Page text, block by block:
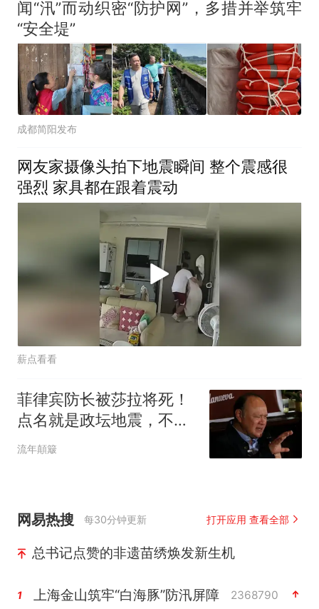
闻“汛”而动织密“防护网”，多措并举筑牢
“安全堤”
成都简阳发布
网友家摄像头拍下地震瞬间 整个震感很
强烈 家具都在跟着震动
薪点看看
菲律宾防长被莎拉将死！
点名就是政坛地震，不点
就是虚张声势！
流年顛簸
网易热搜 每30分钟更新 打开应用 查看全部
总书记点赞的非遗苗绣焕发新生机
1 上海金山筑牢“白海豚”防汛屏障 2368790